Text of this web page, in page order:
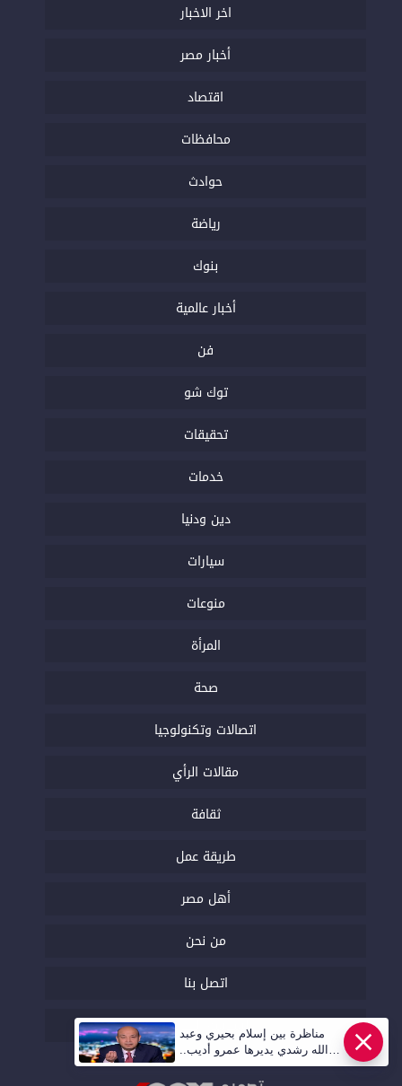
اخر الاخبار
أخبار مصر
اقتصاد
محافظات
حوادث
رياضة
بنوك
أخبار عالمية
فن
توك شو
تحقيقات
خدمات
دين ودنيا
سيارات
منوعات
المرأة
صحة
اتصالات وتكنولوجيا
مقالات الرأي
ثقافة
طريقة عمل
أهل مصر
من نحن
اتصل بنا
السياسة التحريرية
مناظرة بين إسلام بحيري وعبد
الله رشدي يديرها عمرو أديب..
قريبا | أهل مصر